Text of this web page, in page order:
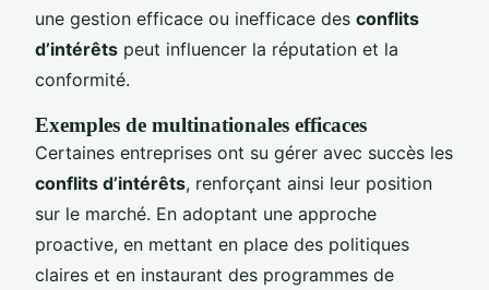
une gestion efficace ou inefficace des conflits
d’intérêts peut influencer la réputation et la
conformité.
Exemples de multinationales efficaces
Certaines entreprises ont su gérer avec succès les
conflits d’intérêts, renforçant ainsi leur position
sur le marché. En adoptant une approche
proactive, en mettant en place des politiques
claires et en instaurant des programmes de